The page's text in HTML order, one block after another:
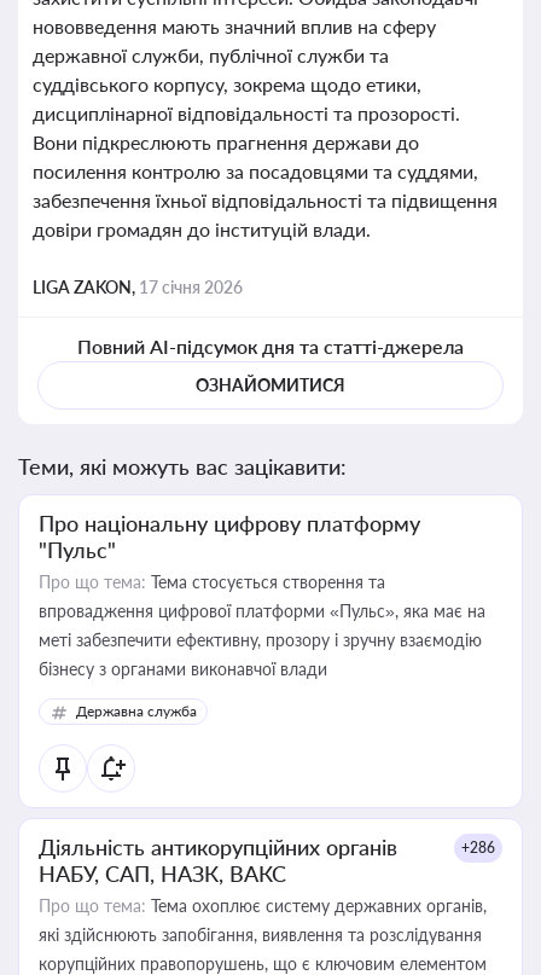
нововведення мають значний вплив на сферу
державної служби, публічної служби та
суддівського корпусу, зокрема щодо етики,
дисциплінарної відповідальності та прозорості.
Вони підкреслюють прагнення держави до
посилення контролю за посадовцями та суддями,
забезпечення їхньої відповідальності та підвищення
довіри громадян до інституцій влади.
LIGA ZAKON, 17 січня 2026
Повний AI-підсумок дня та статті-джерела
ОЗНАЙОМИТИСЯ
Теми, які можуть вас зацікавити:
Про національну цифрову платформу
"Пульс"
Про що тема: Тема стосується створення та
впровадження цифрової платформи «Пульс», яка має на
меті забезпечити ефективну, прозору і зручну взаємодію
бізнесу з органами виконавчої влади
Державна служба
Діяльність антикорупційних органів
НАБУ, САП, НАЗК, ВАКС
+286
Про що тема: Тема охоплює систему державних органів,
які здійснюють запобігання, виявлення та розслідування
корупційних правопорушень, що є ключовим елементом